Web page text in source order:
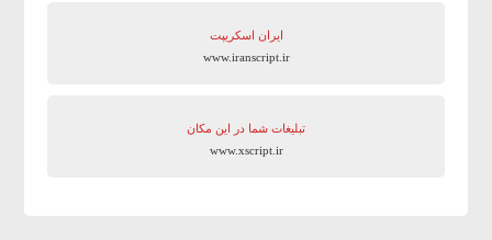
ایران اسکریپت
www.iranscript.ir
تبلیغات شما در این مکان
www.xscript.ir